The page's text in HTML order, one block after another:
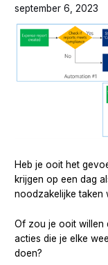
september 6, 2023
Heb je ooit het
krijgen op een dag
noodzakelijke taken
Of zou je ooit willen
acties die je elke
doen?